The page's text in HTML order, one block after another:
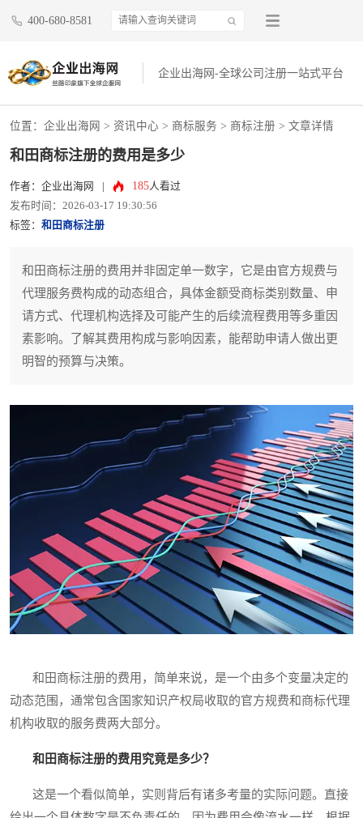
400-680-8581
企业出海网-全球公司注册一站式平台
位置： 企业出海网 > 资讯中心 > 商标服务 > 商标注册 > 文章详情
和田商标注册的费用是多少
作者：企业出海网 185人看过
发布时间：2026-03-17 19:30:56
标签： 和田商标注册
和田商标注册的费用并非固定单一数字，它是由官方规费与
代理服务费构成的动态组合，具体金额受商标类别数量、申
请方式、代理机构选择及可能产生的后续流程费用等多重因
素影响。了解其费用构成与影响因素，能帮助申请人做出更
明智的预算与决策。
和田商标注册的费用，简单来说，是一个由多个变量决定的
动态范围，通常包含国家知识产权局收取的官方规费和商标代理
机构收取的服务费两大部分。
和田商标注册的费用究竟是多少？
这是一个看似简单，实则背后有诸多考量的实际问题。直接